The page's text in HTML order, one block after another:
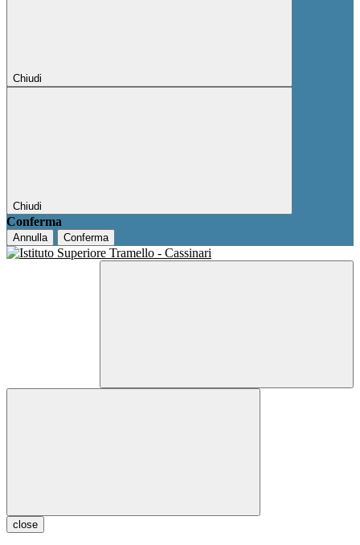
Chiudi
Chiudi
Conferma
Annulla Conferma
close